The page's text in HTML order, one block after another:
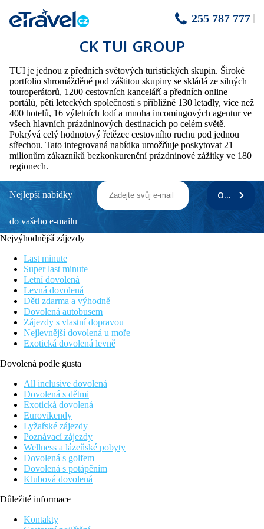
255 787 777
CK TUI GROUP
TUI je jednou z předních světových turistických skupin. Široké
portfolio shromážděné pod záštitou skupiny se skládá ze silných
touroperátorů, 1200 cestovních kanceláří a předních online
portálů, pěti leteckých společností s přibližně 130 letadly, více než
400 hotelů, 16 výletních lodí a mnoha incomingových agentur ve
všech hlavních prázdninových destinacích po celém světě.
Pokrývá celý hodnotový řetězec cestovního ruchu pod jednou
střechou. Tato integrovaná nabídka umožňuje poskytovat 21
milionům zákazníků bezkonkurenční prázdninové zážitky ve 180
regionech.
Nejlepší nabídky
do vašeho e-mailu
ODEBÍRAT
Nejvýhodnější zájezdy
Last minute
Super last minute
Letní dovolená
Levná dovolená
Děti zdarma a výhodně
Dovolená autobusem
Zájezdy s vlastní dopravou
Nejlevnější dovolená u moře
Exotická dovolená levně
Dovolená podle gusta
All inclusive dovolená
Dovolená s dětmi
Exotická dovolená
Eurovíkendy
Lyžařské zájezdy
Poznávací zájezdy
Wellness a lázeňské pobyty
Dovolená s golfem
Dovolená s potápěním
Klubová dovolená
Důležité informace
Kontakty